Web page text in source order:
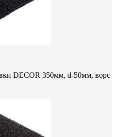
DECOR 350мм, d-50мм, ворс